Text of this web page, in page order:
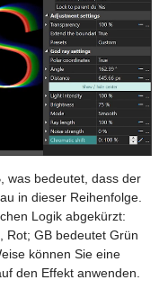
was bedeutet, dass der
in dieser Reihenfolge.
Logik abgekürzt:
Rot; GB bedeutet Grün
können Sie eine
den Effekt anwenden.